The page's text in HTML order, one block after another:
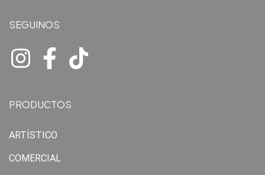
SEGUINOS
PRODUCTOS
ARTÍSTICO
COMERCIAL